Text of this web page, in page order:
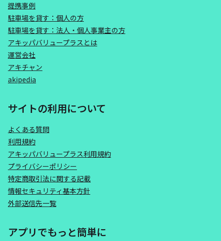
提携事例
駐車場を貸す：個人の方
駐車場を貸す：法人・個人事業主の方
アキッパバリュープラスとは
運営会社
アキチャン
akipedia
サイトの利用について
よくある質問
利用規約
アキッパバリュープラス利用規約
プライバシーポリシー
特定商取引法に関する記載
情報セキュリティ基本方針
外部送信先一覧
アプリでもっと簡単に